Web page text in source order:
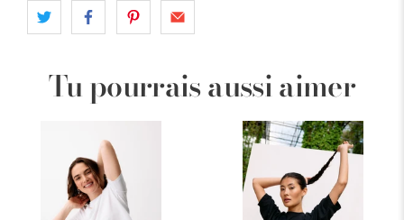
Tu pourrais aussi aimer